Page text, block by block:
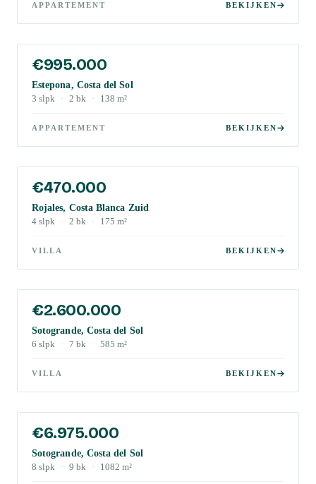
APPARTEMENT BEKIJKEN
€995.000
Estepona, Costa del Sol
3 slpk · 2 bk · 138 m²
APPARTEMENT BEKIJKEN
€470.000
Rojales, Costa Blanca Zuid
4 slpk · 2 bk · 175 m²
VILLA BEKIJKEN
€2.600.000
Sotogrande, Costa del Sol
6 slpk · 7 bk · 585 m²
VILLA BEKIJKEN
€6.975.000
Sotogrande, Costa del Sol
8 slpk · 9 bk · 1082 m²